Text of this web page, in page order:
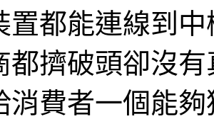
置都能連線到
都擠破頭卻沒
消費者一個能